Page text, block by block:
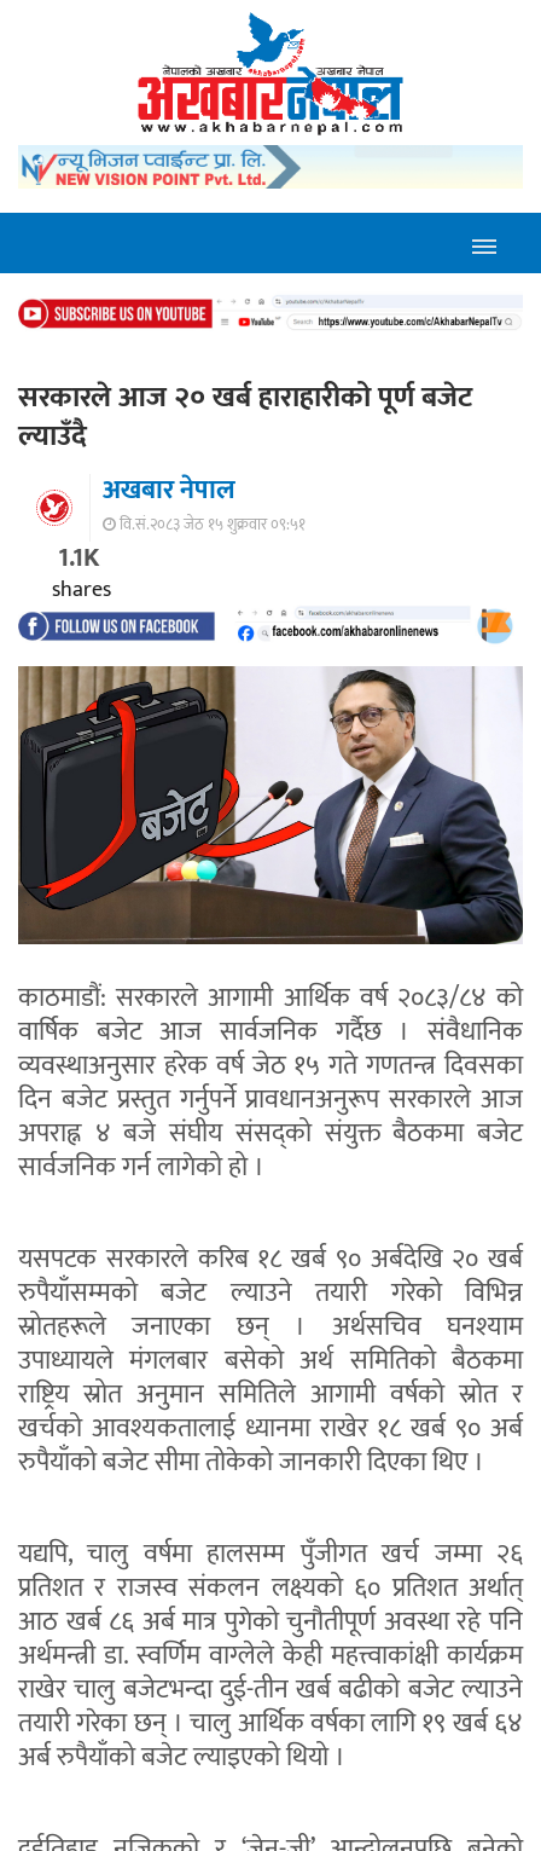
सरकारले आज २० खर्ब हाराहारीको पूर्ण बजेट
ल्याउँदै
अखबार नेपाल
वि.सं.२०८३ जेठ १५ शुक्रवार ०९:५१
1.1K
shares
काठमाडौं: सरकारले आगामी आर्थिक वर्ष २०८३/८४ को
वार्षिक बजेट आज सार्वजनिक गर्दैछ । संवैधानिक
व्यवस्थाअनुसार हरेक वर्ष जेठ १५ गते गणतन्त्र दिवसका
दिन बजेट प्रस्तुत गर्नुपर्ने प्रावधानअनुरूप सरकारले आज
अपराह्न ४ बजे संघीय संसद्को संयुक्त बैठकमा बजेट
सार्वजनिक गर्न लागेको हो ।
यसपटक सरकारले करिब १८ खर्ब ९० अर्बदेखि २० खर्ब
रुपैयाँसम्मको बजेट ल्याउने तयारी गरेको विभिन्न
स्रोतहरूले जनाएका छन् । अर्थसचिव घनश्याम
उपाध्यायले मंगलबार बसेको अर्थ समितिको बैठकमा
राष्ट्रिय स्रोत अनुमान समितिले आगामी वर्षको स्रोत र
खर्चको आवश्यकतालाई ध्यानमा राखेर १८ खर्ब ९० अर्ब
रुपैयाँको बजेट सीमा तोकेको जानकारी दिएका थिए ।
यद्यपि, चालु वर्षमा हालसम्म पुँजीगत खर्च जम्मा २६
प्रतिशत र राजस्व संकलन लक्ष्यको ६० प्रतिशत अर्थात्
आठ खर्ब ८६ अर्ब मात्र पुगेको चुनौतीपूर्ण अवस्था रहे पनि
अर्थमन्त्री डा. स्वर्णिम वाग्लेले केही महत्त्वाकांक्षी कार्यक्रम
राखेर चालु बजेटभन्दा दुई-तीन खर्ब बढीको बजेट ल्याउने
तयारी गरेका छन् । चालु आर्थिक वर्षका लागि १९ खर्ब ६४
अर्ब रुपैयाँको बजेट ल्याइएको थियो ।